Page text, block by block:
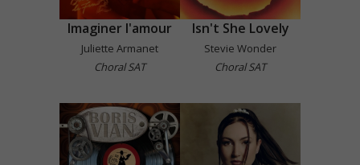
Imaginer l'amour
Juliette Armanet
Choral SAT
Isn't She Lovely
Stevie Wonder
Choral SAT